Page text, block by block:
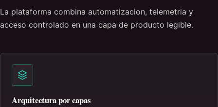
La plataforma combina automatizacion, telemetria y
acceso controlado en una capa de producto legible.
Arquitectura por capas